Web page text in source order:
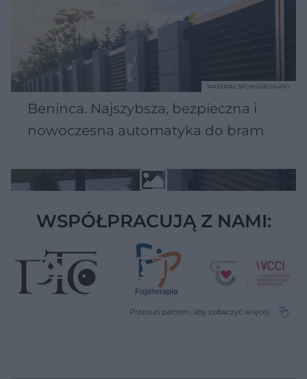
Beninca. Najszybsza, bezpieczna i
nowoczesna automatyka do bram
MATERIAŁ SPONSOROWANY
WSPÓŁPRACUJĄ Z NAMI: